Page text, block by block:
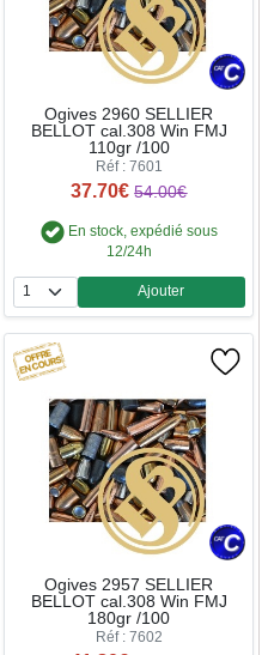
Ogives 2960 SELLIER
BELLOT cal.308 Win FMJ
110gr /100
Réf : 7601
37.70€ 54.00€
En stock, expédié sous
12/24h
Quantité
Ajouter
Ogives 2957 SELLIER
BELLOT cal.308 Win FMJ
180gr /100
Réf : 7602